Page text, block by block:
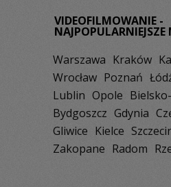
VIDEOFILMOWANIE -
Warszawa Kraków
Wrocław Poznań
Lublin Opole
Bydgoszcz Gdynia
Gliwice Kielce
Zakopane Radom